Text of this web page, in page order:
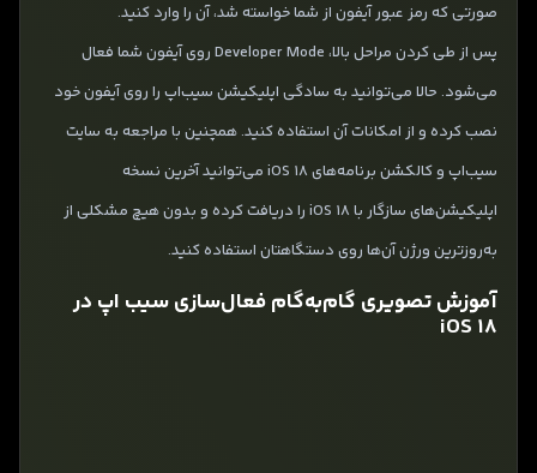
صورتی که رمز عبور آیفون از شما خواسته شد، آن را وارد کنید.
پس از طی کردن مراحل بالا، Developer Mode روی آیفون شما فعال
می‌شود. حالا می‌توانید به‌ سادگی اپلیکیشن سیب‌اپ را روی آیفون خود
نصب کرده و از امکانات آن استفاده کنید. همچنین با مراجعه به سایت
سیب‌اپ و کالکشن برنامه‌های iOS 18 می‌توانید آخرین نسخه
اپلیکیشن‌های سازگار با iOS 18 را دریافت کرده و بدون هیچ مشکلی از
به‌روزترین ورژن آن‌ها روی دستگاهتان استفاده کنید.
آموزش تصویری گام‌به‌گام فعال‌سازی سیب اپ در
iOS 18